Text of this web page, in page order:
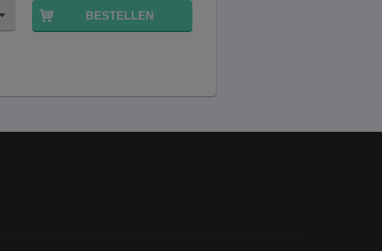
BESTELLEN